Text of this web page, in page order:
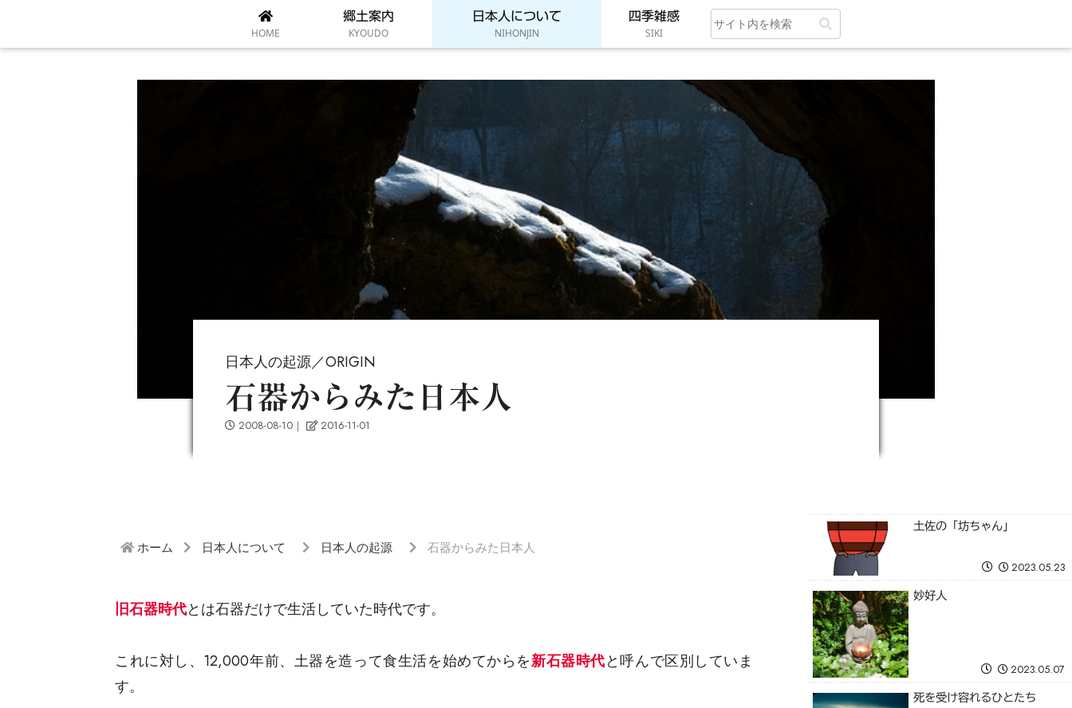
日本人の起源／ORIGIN
石器からみた日本人
2008-08-10 ｜ 2016-11-01
HOME
郷土案内
KYOUDO
日本人について
NIHONJIN
四季雑感
SIKI
ホーム 日本人について 日本人の起源 石器からみた日本人
旧石器時代とは石器だけで生活していた時代です。
これに対し、12,000年前、土器を造って食生活を始めてからを新石器時代と呼んで区別していま
す。
土佐の「坊ちゃん」
2023.05.23
妙好人
2023.05.07
死を受け容れるひとたち